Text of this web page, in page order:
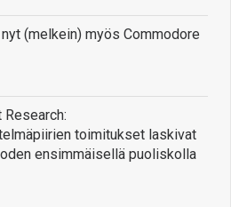
(melkein) myös Commodore
toimitukset laskivat
ensimmäisellä puoliskolla